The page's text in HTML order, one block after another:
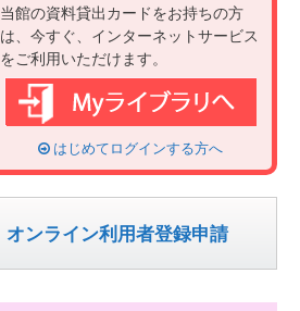
当館の資料貸出カードをお持ちの方
は、今すぐ、インターネットサービス
をご利用いただけます。
はじめてログインする方へ
オンライン利用者登録申請